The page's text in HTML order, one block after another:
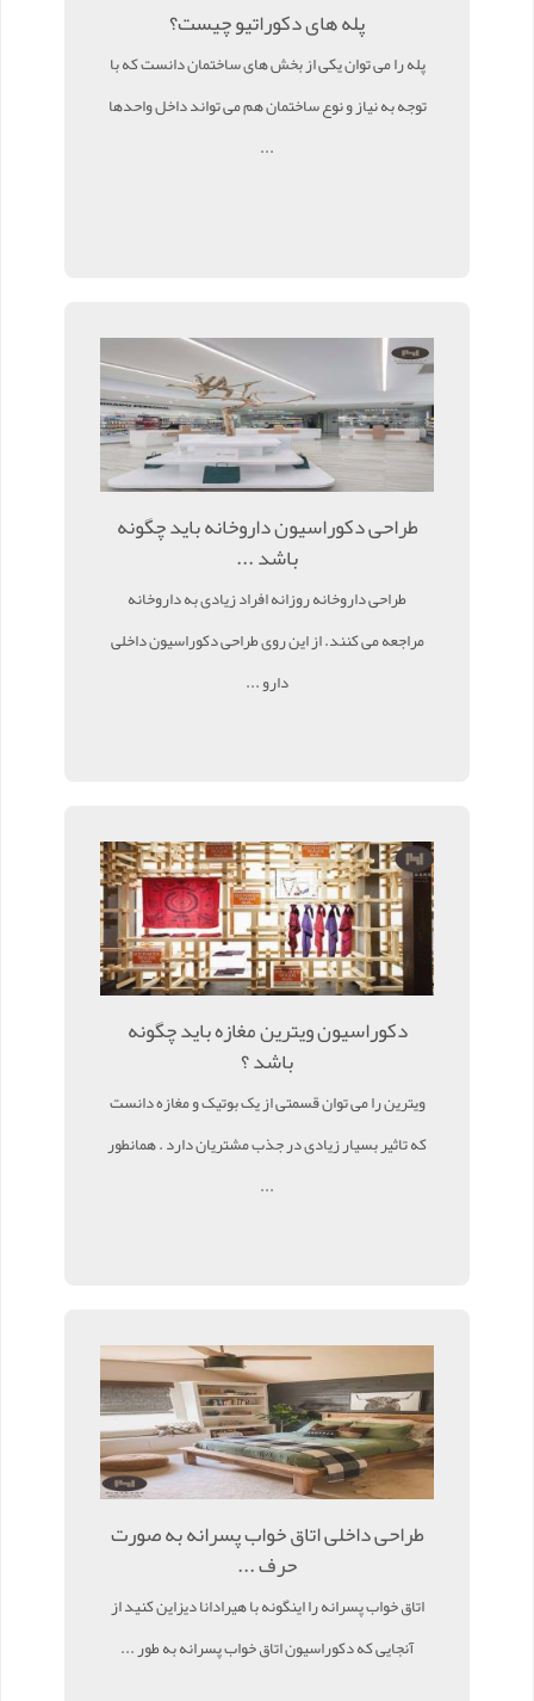
پله های دکوراتیو چیست؟
پله را می توان یکی از بخش های ساختمان دانست که با
توجه به نیاز و نوع ساختمان هم می تواند داخل واحدها
...
طراحی دکوراسیون داروخانه باید چگونه
باشد ...
طراحی داروخانه روزانه افراد زیادی به داروخانه
مراجعه می کنند. از این روی طراحی دکوراسیون داخلی
دارو ...
دکوراسیون ویترین مغازه باید چگونه
باشد ؟
ویترین را می توان قسمتی از یک بوتیک و مغازه دانست
که تاثیر بسیار زیادی در جذب مشتریان دارد . همانطور
...
طراحی داخلی اتاق خواب پسرانه به صورت
حرف ...
اتاق خواب پسرانه را اینگونه با هیرادانا دیزاین کنید از
آنجایی که دکوراسیون اتاق خواب پسرانه به طور ...